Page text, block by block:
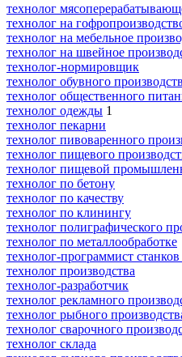
технолог
технолог на
технолог на мебельное
технолог на швейное
технолог-нормировщик
технолог обувного
технолог общественного
технолог одежды 1
технолог пекарни
технолог пивоваренного
технолог пищевого
технолог пищевой
технолог по бетону
технолог по качеству
технолог по клинингу
технолог полиграфического
технолог по металлообработке
технолог-программист
технолог производства
технолог-разработчик
технолог рекламного
технолог рыбного
технолог сварочного
технолог склада